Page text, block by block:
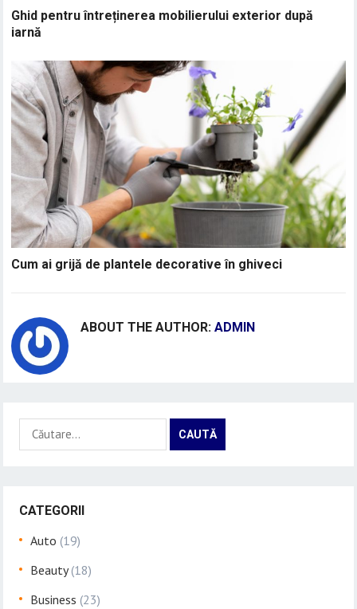
Ghid pentru întreținerea mobilierului exterior după
iarnă
Cum ai grijă de plantele decorative în ghiveci
ABOUT THE AUTHOR:ADMIN
Caută
după:
CATEGORII
Auto (19)
Beauty(18)
Business (23)